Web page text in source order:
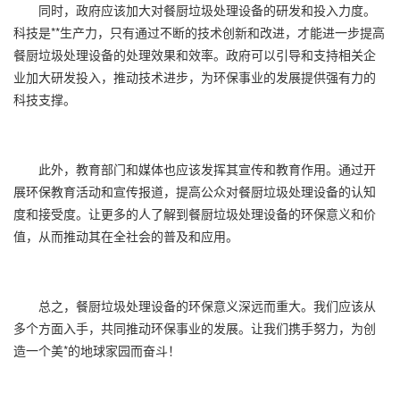
同时，政府应该加大对餐厨垃圾处理设备的研发和投入力度。
科技是**生产力，只有通过不断的技术创新和改进，才能进一步提高
餐厨垃圾处理设备的处理效果和效率。政府可以引导和支持相关企
业加大研发投入，推动技术进步，为环保事业的发展提供强有力的
科技支撑。
此外，教育部门和媒体也应该发挥其宣传和教育作用。通过开
展环保教育活动和宣传报道，提高公众对餐厨垃圾处理设备的认知
度和接受度。让更多的人了解到餐厨垃圾处理设备的环保意义和价
值，从而推动其在全社会的普及和应用。
总之，餐厨垃圾处理设备的环保意义深远而重大。我们应该从
多个方面入手，共同推动环保事业的发展。让我们携手努力，为创
造一个美*的地球家园而奋斗！